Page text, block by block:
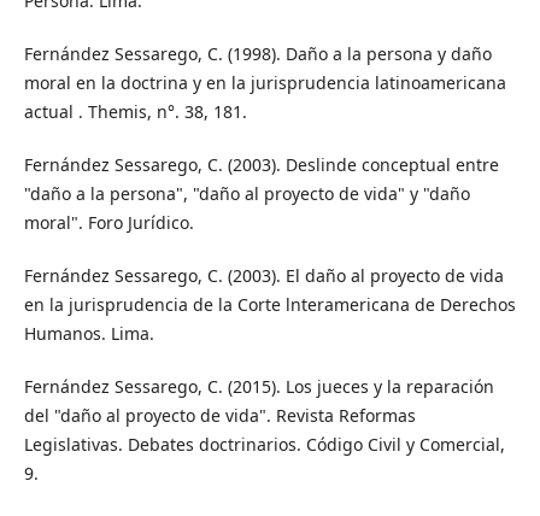
Fernández Sessarego, C. (1998). Daño a la persona y daño
moral en la doctrina y en la jurisprudencia latinoamericana
actual . Themis, n°. 38, 181.
Fernández Sessarego, C. (2003). Deslinde conceptual entre
"daño a la persona", "daño al proyecto de vida" y "daño
moral". Foro Jurídico.
Fernández Sessarego, C. (2003). El daño al proyecto de vida
en la jurisprudencia de la Corte lnteramericana de Derechos
Humanos. Lima.
Fernández Sessarego, C. (2015). Los jueces y la reparación
del "daño al proyecto de vida". Revista Reformas
Legislativas. Debates doctrinarios. Código Civil y Comercial,
9.